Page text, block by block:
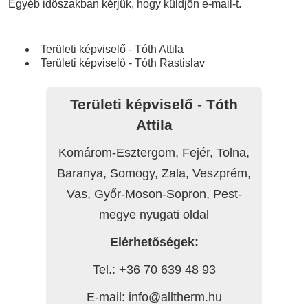
Egyéb időszakban kérjük, hogy küldjön e-mail-t.
Területi képviselő - Tóth Attila
Területi képviselő - Tóth Rastislav